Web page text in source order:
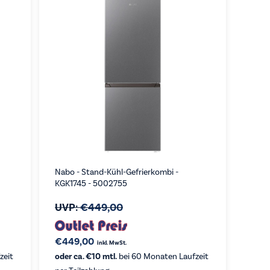
Nabo - Stand-Kühl-Gefrierkombi -
KGK1745 - 5002755
UVP:€449,00
€449,00 inkl. MwSt.
oder ca. €10 mtl.bei 60 Monaten Laufzeit